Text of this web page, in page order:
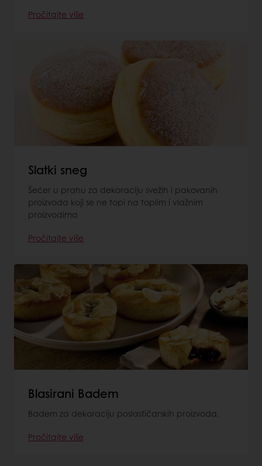
Pročitajte više
Slatki sneg
Šećer u prahu za dekoraciju svežih i pakovanih
proizvoda koji se ne topi na toplim i vlažnim
proizvodima
Pročitajte više
Blasirani Badem
Badem za dekoraciju poslastičarskih proizvoda.
Pročitajte više